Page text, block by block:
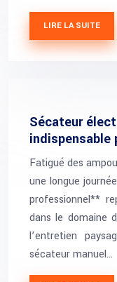
LIRE LA SUITE
Sécateur
indispensable
Fatigué des
une longue
professionnel**
dans le domaine
l’entretien
sécateur manuel…